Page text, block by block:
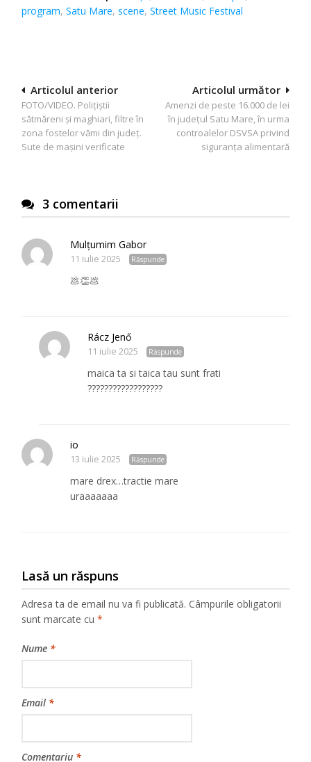
program,Satu Mare,scene,Street Music Festival
Navigare
în
articole
Articolul următor
Amenzi de peste 16.000 de lei
în județul Satu Mare, în urma
controalelor DSVSA privind
siguranța alimentară
Articolul anterior
FOTO/VIDEO. Polițiștii
sătmăreni și maghiari, filtre în
zona fostelor vămi din județ.
Sute de mașini verificate
3 comentarii
Mulțumim Gabor
11 iulie 2025 Răspunde
💩👏💩
Rácz Jenő
11 iulie 2025 Răspunde
maica ta si taica tau sunt frati
??????????????????
io
13 iulie 2025 Răspunde
mare drex…tractie mare
uraaaaaaa
Lasă un răspuns
Adresa ta de email nu va fi publicată. Câmpurile obligatorii
sunt marcate cu*
Nume *
Email *
Comentariu *